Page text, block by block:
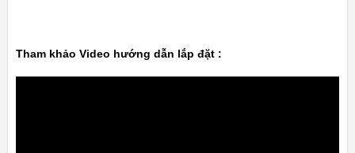
Tham khảo Video hướng dẫn lắp đặt :